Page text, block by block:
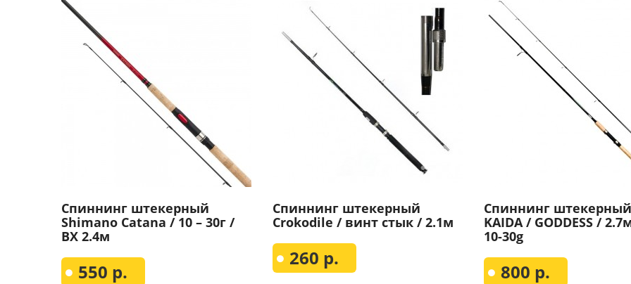
Спиннинг штекерный
Shimano Catana / 10 – 30г /
BX 2.4м
550 р.
Спиннинг штекерный
Crokodile / винт стык / 2.1м
260 р.
Спиннинг
KAIDA / GODDESS /
10-30g
800 р.